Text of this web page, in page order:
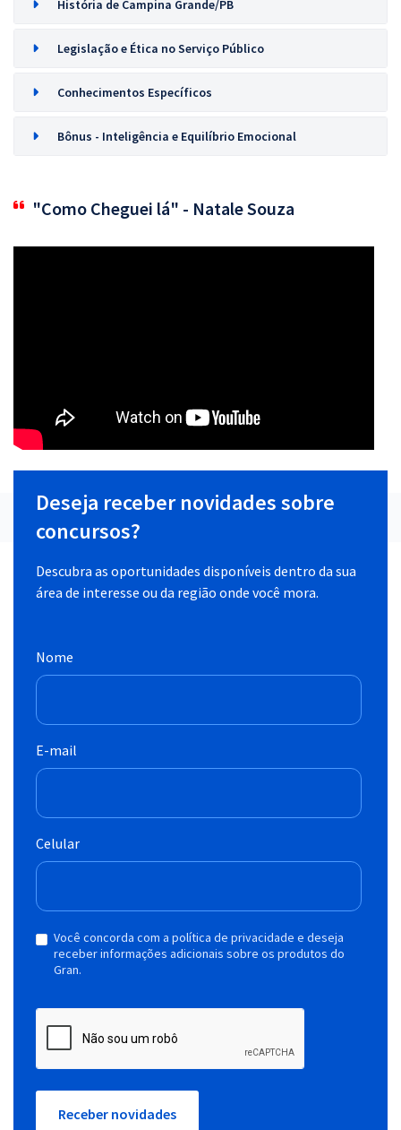
História de Campina Grande/PB
Legislação e Ética no Serviço Público
Conhecimentos Específicos
Bônus - Inteligência e Equilíbrio Emocional
"Como Cheguei lá" - Natale Souza
Deseja receber novidades sobre
concursos?
Descubra as oportunidades disponíveis dentro da sua
área de interesse ou da região onde você mora.
Nome
E-mail
Celular
Você concorda com a política de privacidade e deseja
receber informações adicionais sobre os produtos do
Gran.
Receber novidades